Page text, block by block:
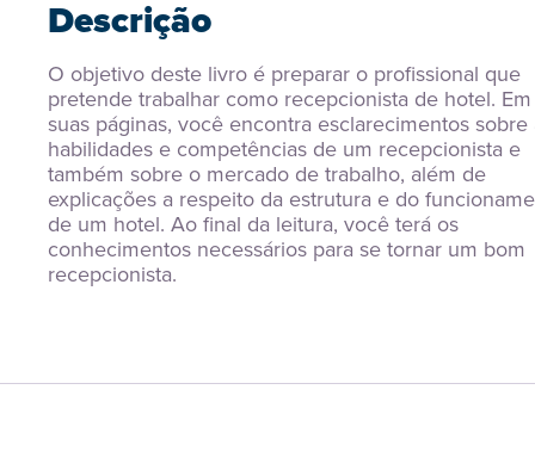
Descrição
O objetivo deste livro é preparar o profissional que
pretende trabalhar como recepcionista de hotel. Em
suas páginas, você encontra esclarecimentos sobre
habilidades e competências de um recepcionista e
também sobre o mercado de trabalho, além de
explicações a respeito da estrutura e do
de um hotel. Ao final da leitura, você terá os
conhecimentos necessários para se tornar um bom
recepcionista.